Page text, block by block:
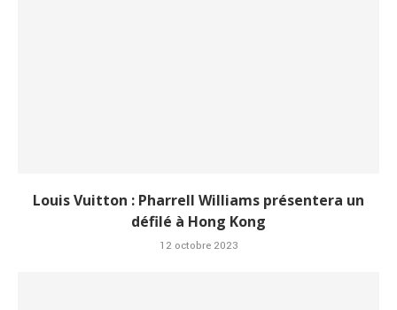
Louis Vuitton : Pharrell Williams présentera un
défilé à Hong Kong
12 octobre 2023